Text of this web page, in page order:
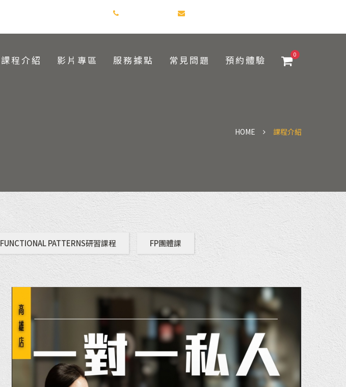
課程介紹 影片專區 服務據點 常見問題 預約體驗 0
HOME 課程介紹
FUNCTIONAL PATTERNS研習課程 FP團體課